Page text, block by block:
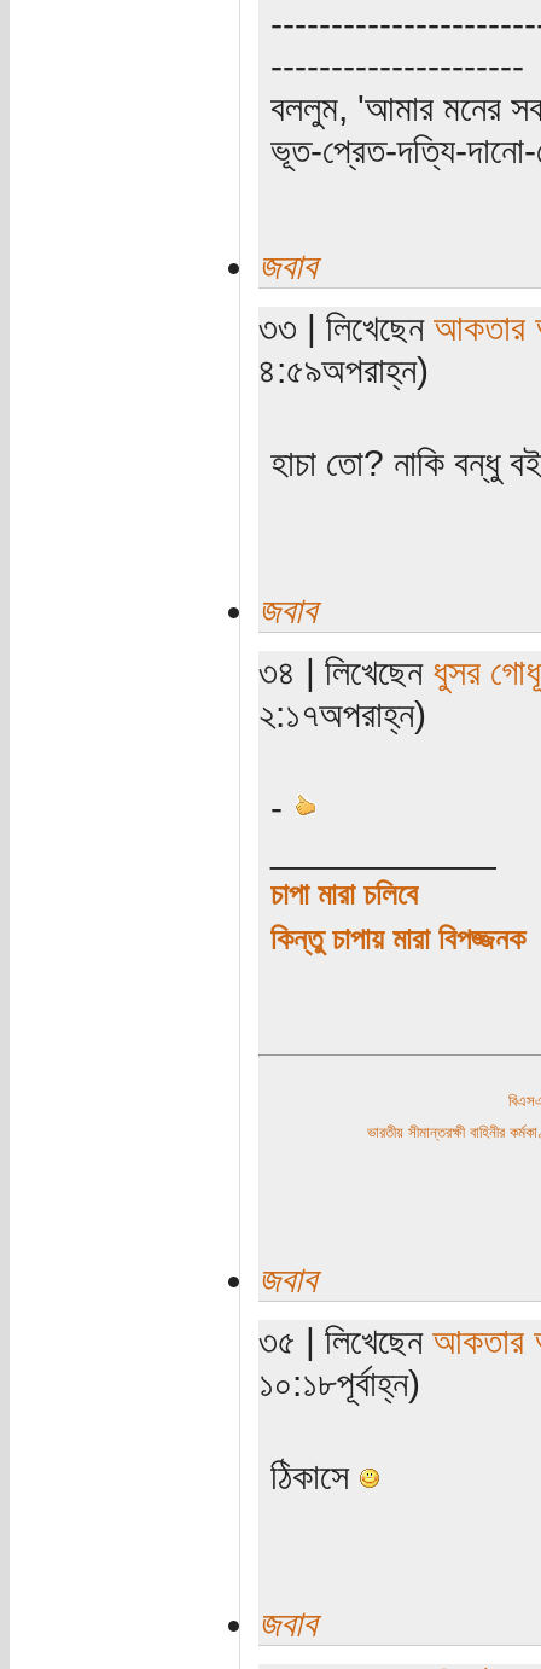
---------------------
বললুম, 'আমার মনের
ভূত-প্রেত-দত্যি-দানো-
জবাব
৩৩ | লিখেছেন আকতার
৪:৫৯অপরাহ্ন)
হাচা তো? নাকি বন্ধু
জবাব
৩৪ | লিখেছেন ধুসর
২:১৭অপরাহ্ন)
-
চাপা মারা চলিবে
কিন্তু চাপায় মারা বিপজ্জনক
ভারতীয় সীমান্তরক্ষী বাহিনীর
জবাব
৩৫ | লিখেছেন আকতার
১০:১৮পূর্বাহ্ন)
ঠিকাসে
জবাব